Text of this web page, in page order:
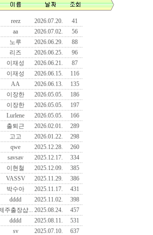
reez 2026.07.20.
41
aa 2026.07.02.
56
노루 2026.06.29.
88
리즈 2026.06.25.
96
이재성 2026.06.21.
87
이재성 2026.06.15.
116
AA 2026.06.13.
135
이장한 2026.05.05.
186
이장한 2026.05.05.
197
Lurlene 2026.05.05.
166
출퇴근 2026.02.01.
289
고고 2026.01.22.
298
qwe 2025.12.28.
260
savsav 2025.12.17.
334
이현철 2025.12.09.
385
VASSV 2025.11.29.
386
박수아 2025.11.17.
431
dddd 2025.11.02.
398
주출장샵... 2025.08.24.
457
dddd 2025.08.11.
531
sv 2025.07.10.
637